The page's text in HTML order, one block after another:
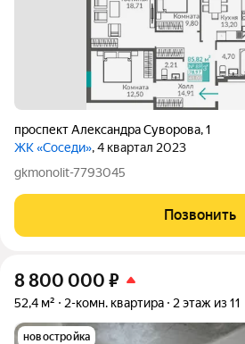
проспект Александра Суворова,1
ЖК «Соседи», 4 квартал 2023
gkmonolit-7793045
Позвонить
8 800 000 ₽
52,4 м² 2-комн. квартира 2 этаж из 11
новостройка